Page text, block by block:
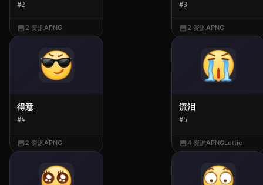
#2
2 资源APNG
#3
2 资源APNG
得意
#4
2 资源APNG
流泪
#5
4 资源APNGLottie